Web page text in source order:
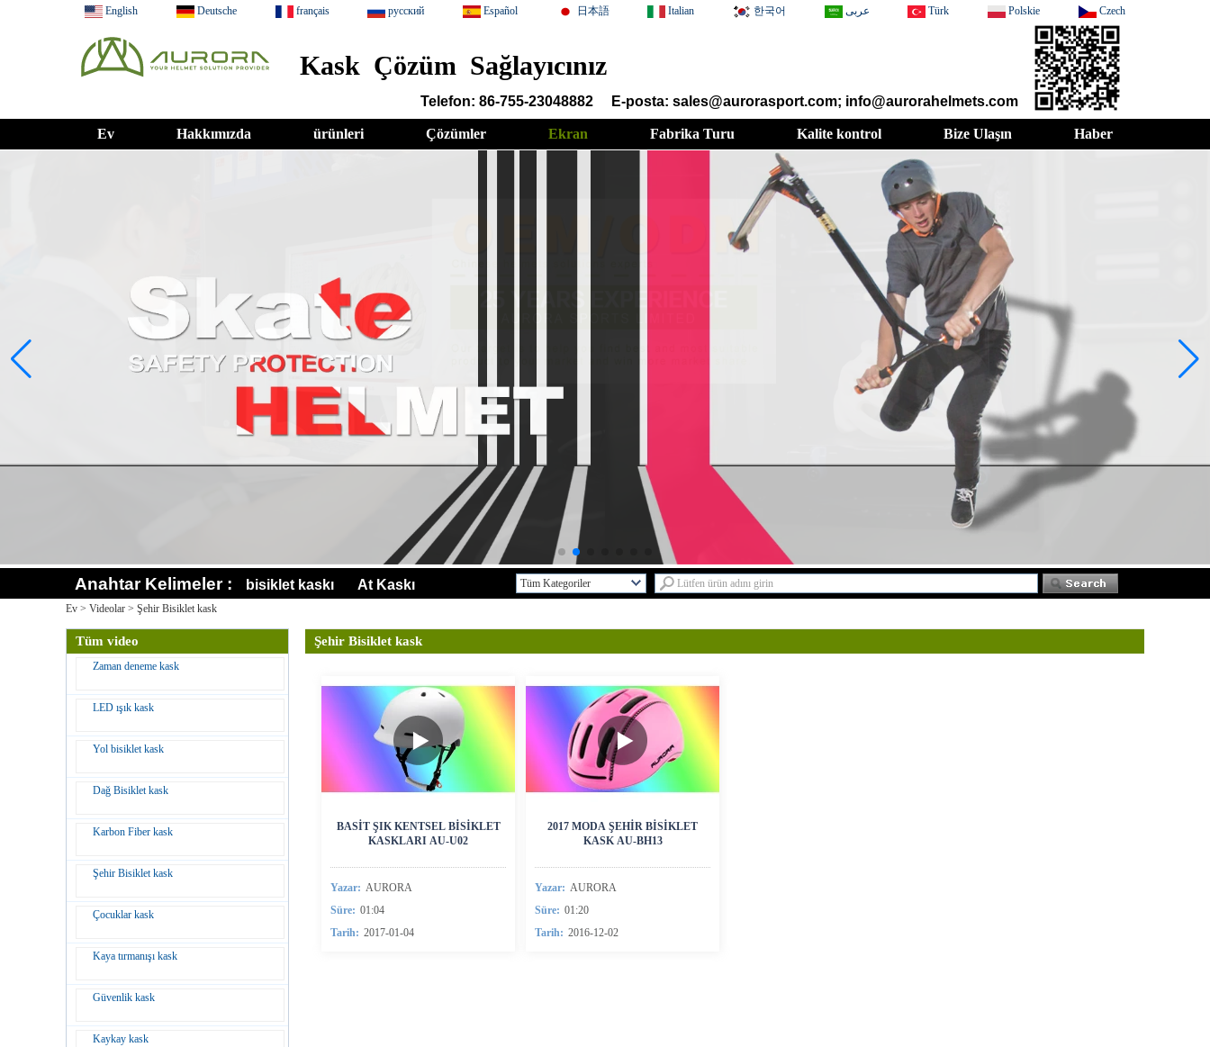
English Deutsche français русский Español 日本語 Italian 한국어 عربى Türk Polskie Czech
Kask Çözüm Sağlayıcınız
Telefon: 86-755-23048882 E-posta: sales@aurorasport.com; info@aurorahelmets.com
Ev Hakkımızda ürünleri Çözümler Ekran Fabrika Turu Kalite kontrol Bize Ulaşın Haber
Anahtar Kelimeler : bisiklet kaskı At Kaskı
Tüm Kategoriler
Yeni TasarımlarL
Yetişkin Bisiklet kaskL
Kaya tırmanışı kaskL
Binicilik kaskL
Kayak kaskL
Buz Pateni KaskL
Buz Hokeyi KaskL
Karbon Fiber ParçalarıL
Ev > Videolar > Şehir Bisiklet kask
Tüm video
Zaman deneme kask
LED ışık kask
Yol bisiklet kask
Dağ Bisiklet kask
Karbon Fiber kask
Şehir Bisiklet kask
Çocuklar kask
Kaya tırmanışı kask
Güvenlik kask
Kaykay kask
Şehir Bisiklet kask
BASIT ŞIK KENTSEL BISIKLET
KASKLARI AU-U02
Yazar: AURORA
Süre: 01:04
Tarih: 2017-01-04
2017 MODA ŞEHIR BISIKLET
KASK AU-BH13
Yazar: AURORA
Süre: 01:20
Tarih: 2016-12-02